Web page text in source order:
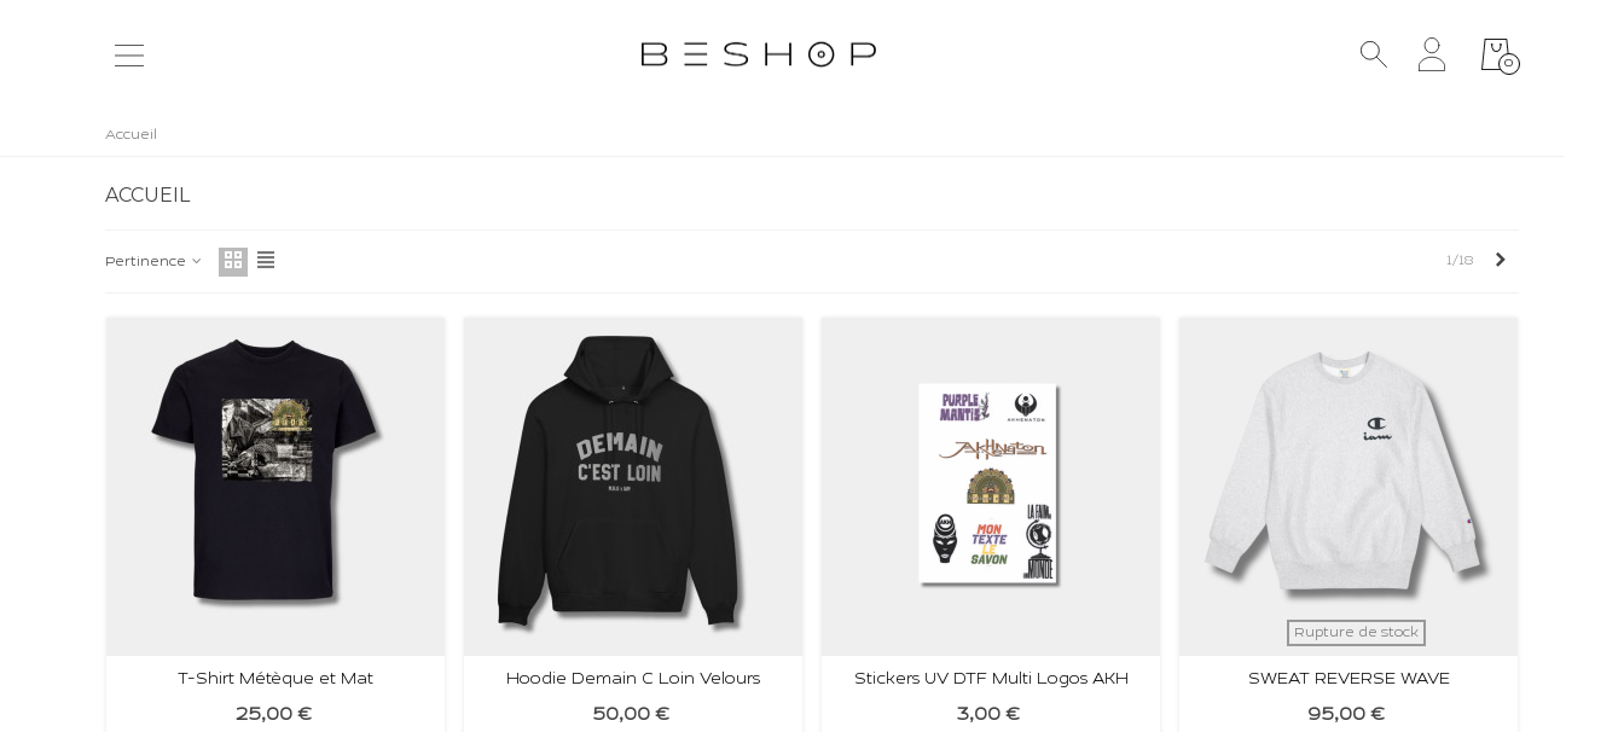
0
Accueil
ACCUEIL
Pertinence 1/18
T-Shirt Métèque et Mat
25,00 €
Hoodie Demain C Loin Velours
50,00 €
Stickers UV DTF Multi Logos AKH
3,00 €
Rupture de stock
SWEAT REVERSE WAVE
CHAMPIONxIAM
95,00 €